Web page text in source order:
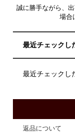
誠に勝手ながら、
場合
最近チェックし
最近チェックし
返品について